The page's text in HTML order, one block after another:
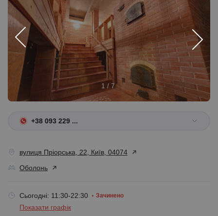
1 / 7
+38 093 229 ...
вулиця Пріорська, 22, Київ, 04074
Оболонь
Сьогодні: 11:30-22:30 Зачинено
Показати графік